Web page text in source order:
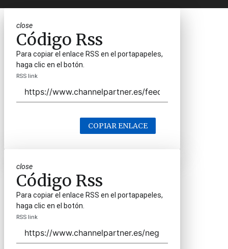
close
Código Rss
Para copiar el enlace RSS en el portapapeles,
haga clic en el botón.
RSS link
COPIAR ENLACE
close
Código Rss
Para copiar el enlace RSS en el portapapeles,
haga clic en el botón.
RSS link